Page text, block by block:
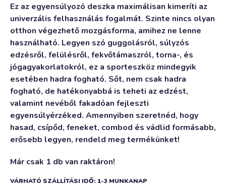
Ez az egyensúlyozó deszka maximálisan kimeríti az
univerzális felhasználás fogalmát. Szinte nincs olyan
otthon végezhető mozgásforma, amihez ne lenne
használható. Legyen szó guggolásról, súlyzós
edzésről, felülésről, fekvőtámaszról, torna-, és
jógagyakorlatokról, ez a sporteszköz mindegyik
esetében hadra fogható. Sőt, nem csak hadra
fogható, de hatékonyabbá is teheti az edzést,
valamint nevéből fakadóan fejleszti
egyensúlyérzéked. Amennyiben szeretnéd, hogy
hasad, csípőd, feneket, combod és vádlid formásabb,
erősebb legyen, rendeld meg termékünket!
Már csak 1 db van raktáron!
VÁRHATÓ SZÁLLÍTÁSI IDŐ: 1-3 MUNKANAP